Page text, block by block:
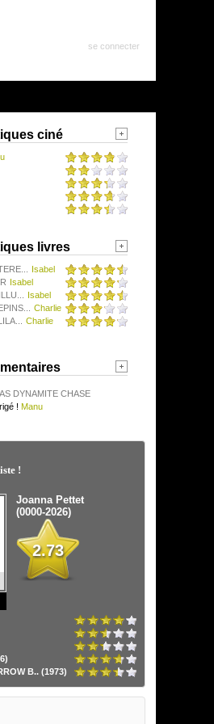
se connecter
ciné
livres
Isabel
Isabel
Isabel
Charlie
Charlie
DYNAMITE CHASE
! Manu
!
Joanna Pettet
(0000-2026)
2.73
B.. (1973)